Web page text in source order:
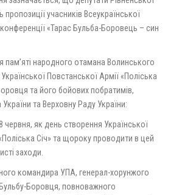
учасників Всеукраїнської
«Тарас Бульба-Боровець – син
пам’яті народного отамана Волинського
Повстанської Армії «Поліська
та його бойових побратимів,
та Верховну Раду України:
червня, як день створення Української
Січ» та щороку проводити в цей
заходи.
командира УПА, генерал-хорунжого
Боровця, повноважного